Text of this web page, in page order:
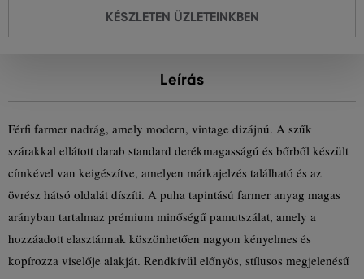
KÉSZLETEN ÜZLETEINKBEN
Leírás
Férfi farmer nadrág, amely modern, vintage dizájnú. A szűk
szárakkal ellátott darab standard derékmagasságú és bőrből készült
címkével van keigészítve, amelyen márkajelzés található és az
övrész hátsó oldalát díszíti. A puha tapintású farmer anyag magas
arányban tartalmaz prémium minőségű pamutszálat, amely a
hozzáadott elasztánnak köszönhetően nagyon kényelmes és
kopírozza viselője alakját. Rendkívül előnyös, stílusos megjelenésű